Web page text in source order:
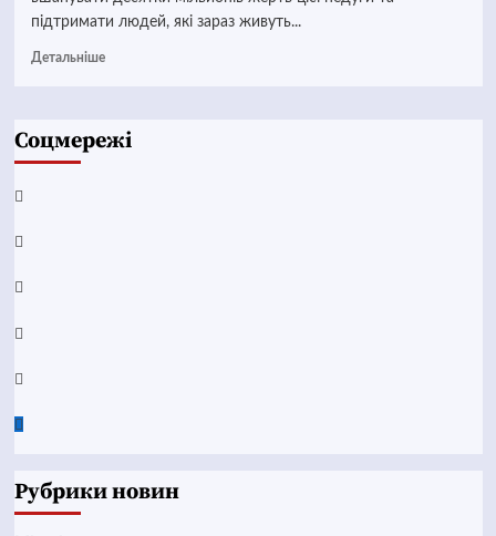
підтримати людей, які зараз живуть...
Детальніше
Соцмережі
Facebook
YouTube
Telegram
Instagram
Twitter
Google
Рубрики новин